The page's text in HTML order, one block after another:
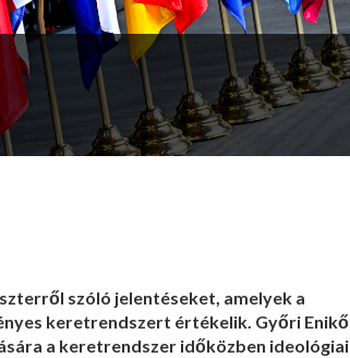
szóló jelentéseket, amelyek a
keretrendszert értékelik. Győri Enikő
a keretrendszer időközben ideológiai